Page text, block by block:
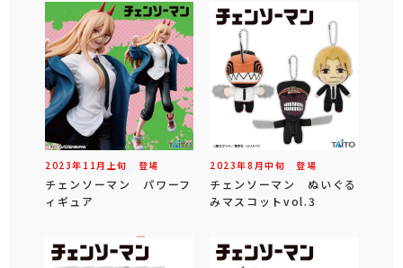
2023年 11 月 上旬 登場
チェンソーマン パワーフ
ィギュア
2023年8 月中旬 登場
チェンソーマン ぬいぐる
みマスコットvol.3